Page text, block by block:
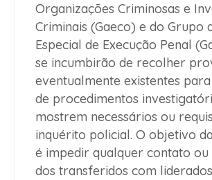
Organizações Criminosas e
Criminais (Gaeco) e do Grupo
Especial de Execução Penal
se incumbirão de recolher
eventualmente existentes
de procedimentos
mostrem necessários ou
inquérito policial. O objetivo
é impedir qualquer contato ou
dos transferidos com